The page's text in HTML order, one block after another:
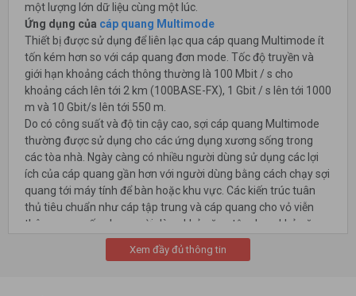
một lượng lớn dữ liệu cùng một lúc.
Ứng dụng của cáp quang Multimode
Thiết bị được sử dụng để liên lạc qua cáp quang Multimode ít
tốn kém hơn so với cáp quang đơn mode. Tốc độ truyền và
giới hạn khoảng cách thông thường là 100 Mbit / s cho
khoảng cách lên tới 2 km (100BASE-FX), 1 Gbit / s lên tới 1000
m và 10 Gbit/s lên tới 550 m.
Do có công suất và độ tin cậy cao, sợi cáp quang Multimode
thường được sử dụng cho các ứng dụng xương sống trong
các tòa nhà. Ngày càng có nhiều người dùng sử dụng các lợi
ích của cáp quang gần hơn với người dùng bằng cách chạy sợi
quang tới máy tính để bàn hoặc khu vực. Các kiến ​​trúc tuân
thủ tiêu chuẩn như cáp tập trung và cáp quang cho vỏ viễn
thông cung cấp cho người dùng khả năng tận dụng khả năng
khoảng cách của sợi bằng cách tập trung các thiết bị điện tử
trong phòng viễn thông, thay vì có các thiết bị điện tử hoạt
Xem đầy đủ thông tin